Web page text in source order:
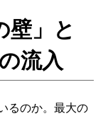
壁」と
流入
るのか。最大の